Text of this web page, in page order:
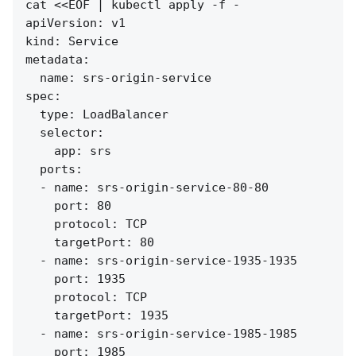
cat <<EOF | kubectl apply -f -
apiVersion: v1
kind: Service
metadata:
  name: srs-origin-service
spec:
  type: LoadBalancer
  selector:
    app: srs
  ports:
  - name: srs-origin-service-80-80
    port: 80
    protocol: TCP
    targetPort: 80
  - name: srs-origin-service-1935-1935
    port: 1935
    protocol: TCP
    targetPort: 1935
  - name: srs-origin-service-1985-1985
    port: 1985